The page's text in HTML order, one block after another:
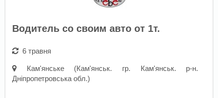
Водитель со своим авто от 1т.
6 травня
Кам'янське (Кам'янськ. гр. Кам'янськ. р-н.
Дніпропетровська обл.)